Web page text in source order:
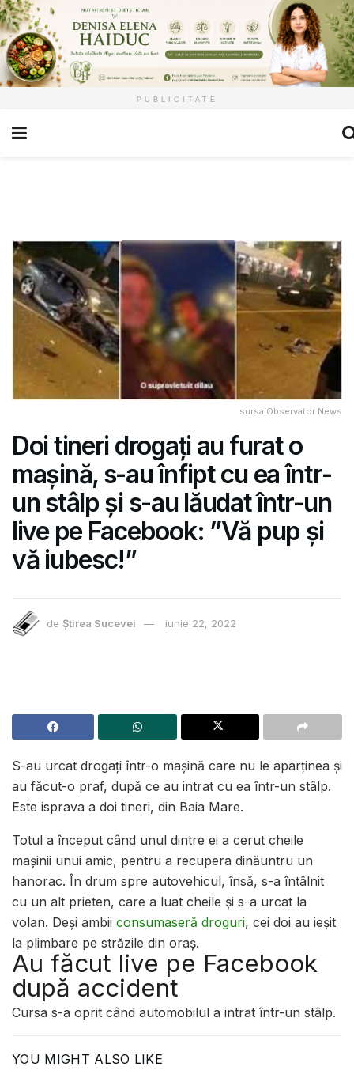
PUBLICITATE
sursa Observator News
Doi tineri drogați au furat o
mașină, s-au înfipt cu ea într-
un stâlp și s-au lăudat într-un
live pe Facebook: ”Vă pup și
vă iubesc!”
de Știrea Sucevei iunie 22, 2022
S-au urcat drogaţi într-o maşină care nu le aparţinea şi
au făcut-o praf, după ce au intrat cu ea într-un stâlp.
Este isprava a doi tineri, din Baia Mare.
Totul a început când unul dintre ei a cerut cheile
maşinii unui amic, pentru a recupera dinăuntru un
hanorac. În drum spre autovehicul, însă, s-a întâlnit
cu un alt prieten, care a luat cheile şi s-a urcat la
volan. Deşi ambii consumaseră droguri, cei doi au ieşit
la plimbare pe străzile din oraş.
Au făcut live pe Facebook
după accident
Cursa s-a oprit când automobilul a intrat într-un stâlp.
YOU MIGHT ALSO LIKE